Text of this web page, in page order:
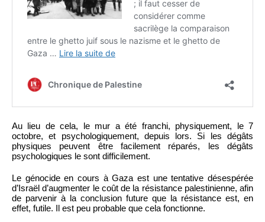
Au lieu de cela, le mur a été franchi, physiquement, le 7
octobre, et psychologiquement, depuis lors. Si les dégâts
physiques peuvent être facilement réparés, les dégâts
psychologiques le sont difficilement.
Le génocide en cours à Gaza est une tentative désespérée
d’Israël d’augmenter le coût de la résistance palestinienne, afin
de parvenir à la conclusion future que la résistance est, en
effet, futile. Il est peu probable que cela fonctionne.